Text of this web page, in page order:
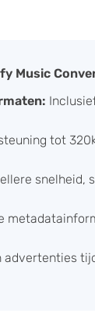
Music
tot
snelheid,
advertenties